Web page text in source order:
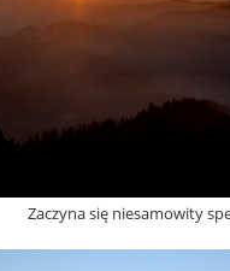
Zaczyna się niesamowity